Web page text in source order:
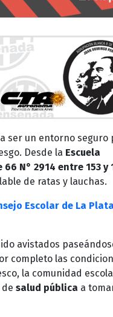
ser un entorno seguro
Desde la Escuela
66 N° 2914 entre 153 y
de ratas y lauchas.
Escolar de La Plata
avistados
completo las
la comunidad
salud pública a